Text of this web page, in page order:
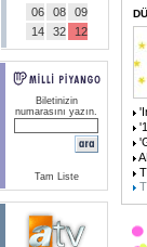
06 08
09
14
32 12
Biletinizin
numarasını yazın.
Tam Liste